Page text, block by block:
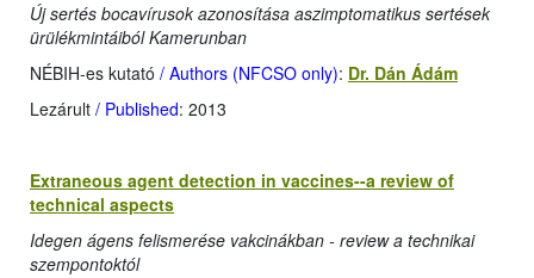
Új sertés bocavírusok azonosítása aszimptomatikus sertések
ürülékmintáiból Kamerunban
NÉBIH-es kutató / Authors (NFCSO only): Dr. Dán Ádám
Lezárult / Published: 2013
Extraneous agent detection in vaccines--a review of
technical aspects
Idegen ágens felismerése vakcinákban - review a technikai
szempontoktól